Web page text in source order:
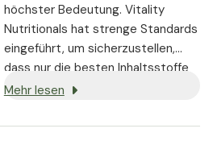
höchster Bedeutung. Vitality
Nutritionals hat strenge Standards
eingeführt, um sicherzustellen,
dass nur die besten Inhaltsstoffe
von seriösen Lieferanten bezogen
werden:
Mehr lesen